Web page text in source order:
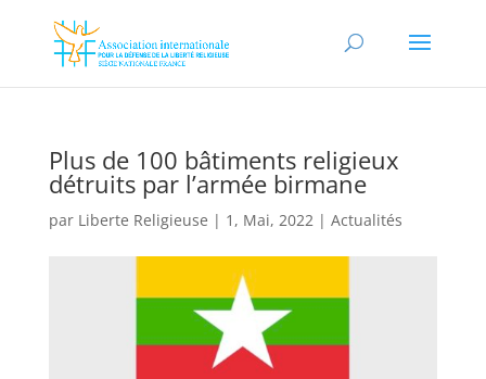
Plus de 100 bâtiments religieux
détruits par l’armée birmane
par Liberte Religieuse | 1, Mai, 2022| Actualités